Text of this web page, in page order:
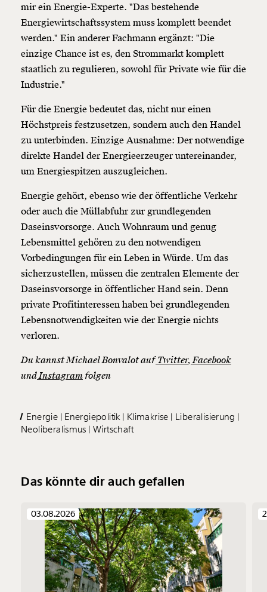
mir ein Energie-Experte. "Das bestehende
Energiewirtschaftssystem muss komplett beendet
werden." Ein anderer Fachmann ergänzt: "Die
einzige Chance ist es, den Strommarkt komplett
staatlich zu regulieren, sowohl für Private wie für die
Industrie."
Für die Energie bedeutet das, nicht nur einen
Höchstpreis festzusetzen, sondern auch den Handel
zu unterbinden. Einzige Ausnahme: Der notwendige
direkte Handel der Energieerzeuger untereinander,
um Energiespitzen auszugleichen.
Energie gehört, ebenso wie der öffentliche Verkehr
oder auch die Müllabfuhr zur grundlegenden
Daseinsvorsorge. Auch Wohnraum und genug
Lebensmittel gehören zu den notwendigen
Vorbedingungen für ein Leben in Würde. Um das
sicherzustellen, müssen die zentralen Elemente der
Daseinsvorsorge in öffentlicher Hand sein. Denn
private Profitinteressen haben bei grundlegenden
Lebensnotwendigkeiten wie der Energie nichts
verloren.
Du kannst Michael Bonvalot aufTwitter, Facebook
undInstagram folgen
Energie Energiepolitik Klimakrise
Liberalisierung
Neoliberalismus
Wirtschaft
Das könnte dir auch gefallen
03.08.2026